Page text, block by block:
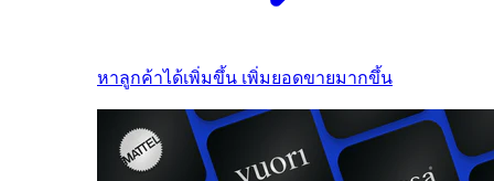
หาลูกค้าได้เพิ่มขึ้น เพิ่มยอดขายมากขึ้น